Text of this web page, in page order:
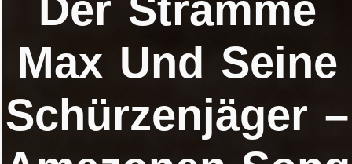
Der Stramme
Max Und Seine
Schürzenjäger –